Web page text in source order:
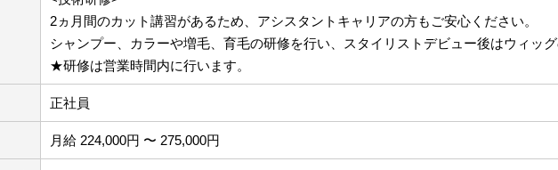
2ヵ月間のカット講習があるため、アシスタントキャリアの方もご安心ください。
シャンプー、カラーや増毛、育毛の研修を行い、スタイリストデビュー後はウィッ
★研修は営業時間内に行います。
正社員
月給 224,000円 〜 275,000円